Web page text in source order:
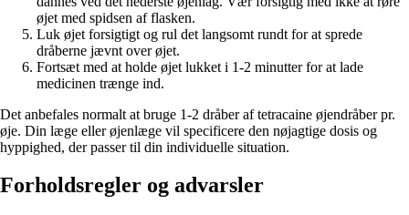
øjet med spidsen af ​​flasken.
Luk øjet forsigtigt og rul det langsomt rundt for at sprede
dråberne jævnt over øjet.
Fortsæt med at holde øjet lukket i 1-2 minutter for at lade
medicinen trænge ind.
Det anbefales normalt at bruge 1-2 dråber af tetracaine øjendråber pr.
øje. Din læge eller øjenlæge vil specificere den nøjagtige dosis og
hyppighed, der passer til din individuelle situation.
Forholdsregler og advarsler